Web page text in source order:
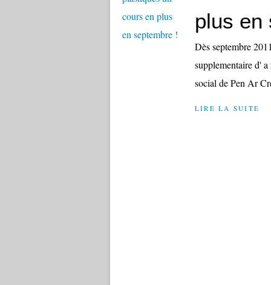
plus en
Dès septembre
supplementaire d'
social de Pen Ar
LIRE LA SUITE